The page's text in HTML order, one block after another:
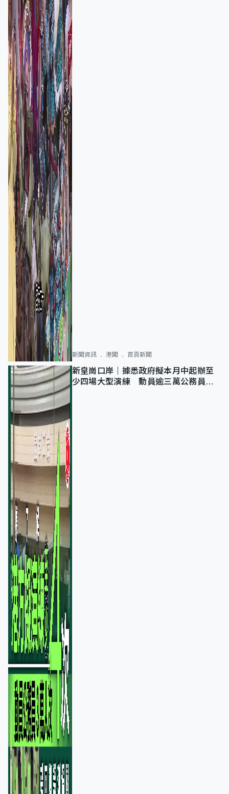
新聞資訊 港聞 首頁新聞
新皇崗口岸｜據悉政府擬本月中起辦至
少四場大型演練 動員逾三萬公務員人